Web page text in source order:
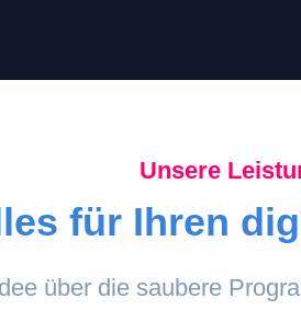
Unsere
für Ihren
über die saubere